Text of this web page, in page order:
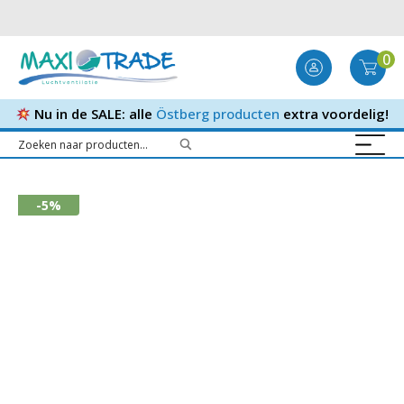
0
Nu in de SALE: alle Östberg producten extra voordelig!
-5%